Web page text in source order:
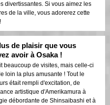
divertissantes. Si vous aimez les
de la ville, vous adorerez cette
de plaisir que vous
avoir à Osaka !
beaucoup de visites, mais celle-ci
loin la plus amusante ! Tout le
était rempli d'excitation, de
artistique d'Amerikamura à
débordante de Shinsaibashi et à